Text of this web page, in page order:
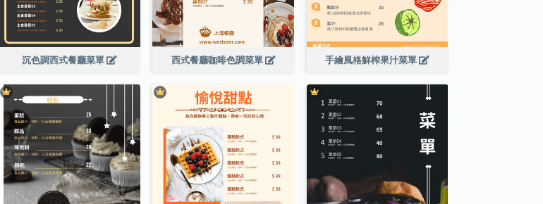
沉色調西式餐廳菜單 西式餐廳咖啡色調菜單 手繪風格鮮榨果汁菜單